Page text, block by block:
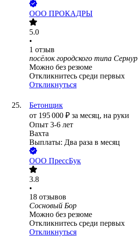
ООО ПРОКАДРЫ
5.0
•
1 отзыв
посёлок городского типа Сернур
Можно без резюме
Откликнитесь среди первых
Откликнуться
Бетонщик
от 195 000 ₽ за месяц, на руки
Опыт 3-6 лет
Вахта
Выплаты: Два раза в месяц
ООО ПрессБук
3.8
•
18 отзывов
Сосновый Бор
Можно без резюме
Откликнитесь среди первых
Откликнуться